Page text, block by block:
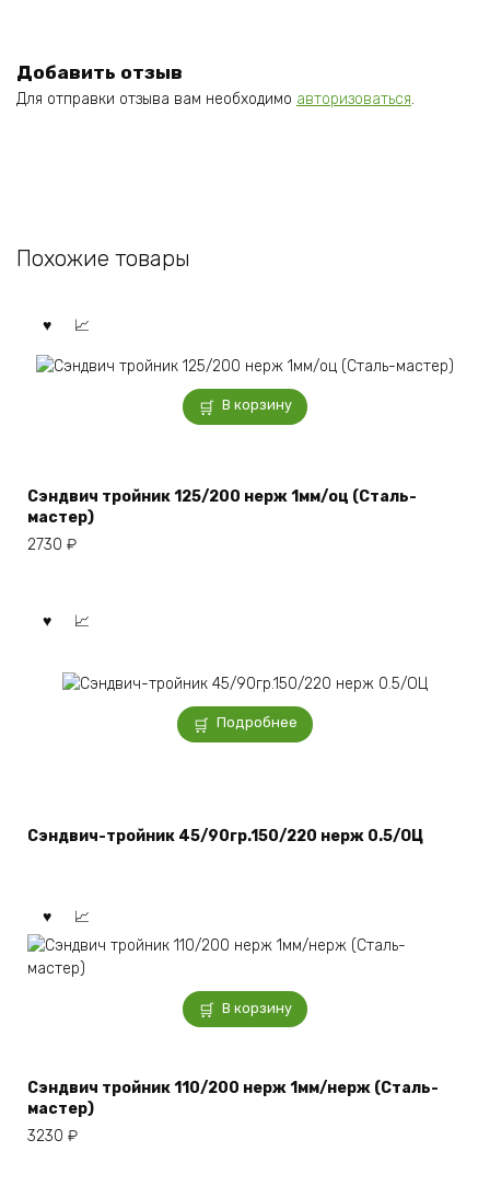
Добавить отзыв
Для отправки отзыва вам необходимо авторизоваться.
Похожие товары
В корзину
Сэндвич тройник 125/200 нерж 1мм/оц (Сталь-
мастер)
2730 ₽
Подробнее
Сэндвич-тройник 45/90гр.150/220 нерж 0.5/ОЦ
В корзину
Сэндвич тройник 110/200 нерж 1мм/нерж (Сталь-
мастер)
3230 ₽